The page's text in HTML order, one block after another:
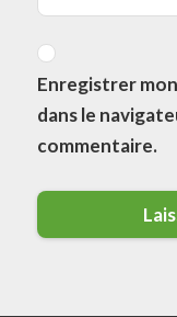
Enregistrer
dans le
commentaire.